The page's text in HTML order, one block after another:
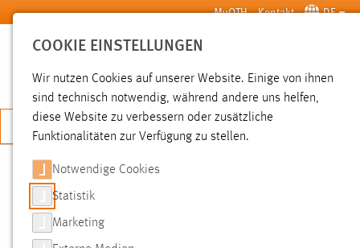
Zum Hauptinhalt springen MyOTH Kontakt DE
SUCHE
JETZT BEWERBEN
SUCHE
FILTER
COOKIE EINSTELLUNGEN
Wir nutzen Cookies auf unserer Website. Einige von ihnen
sind technisch notwendig, während andere uns helfen,
diese Website zu verbessern oder zusätzliche
Funktionalitäten zur Verfügung zu stellen.
Notwendige Cookies
Statistik
Marketing